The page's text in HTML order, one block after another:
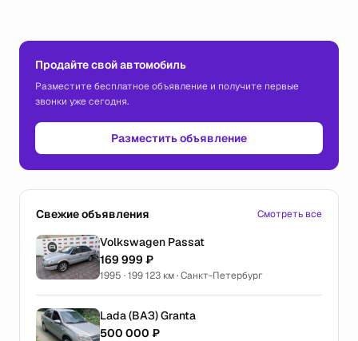
Продайте свой автомобиль
Разместите бесплатное объявление и получите первые
звонки уже сегодня.
Разместить объявление
Свежие объявления Смотреть все
Volkswagen Passat
169 999 ₽
1995 · 199 123 км · Санкт-Петербург
Lada (ВАЗ) Granta
500 000 ₽